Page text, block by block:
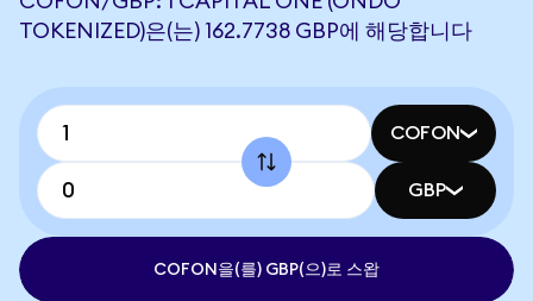
TOKENIZED)은(는) 162.7738 GBP에 해당합니다
COFON
GBP
COFON을(를) GBP(으)로 스왑